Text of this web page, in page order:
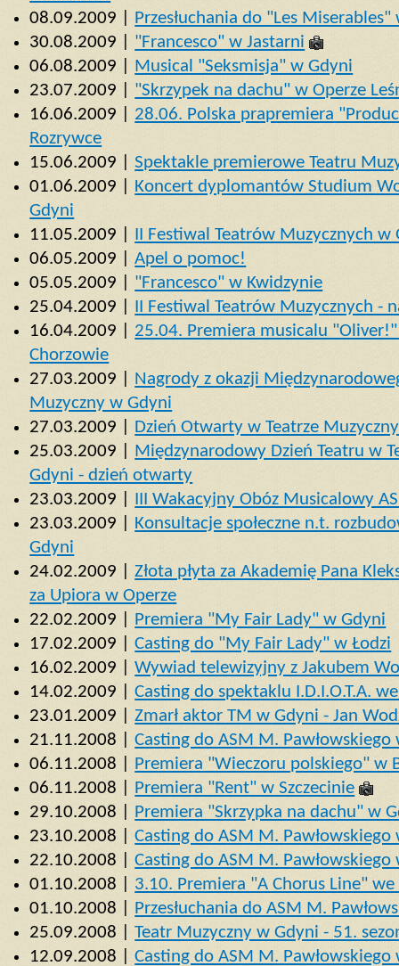
08.09.2009 |
Przesłuchania do "Les Miserables"
30.08.2009 | "Francesco" w Jastarni
06.08.2009 |
Musical "Seksmisja" w Gdyni
23.07.2009 | "Skrzypek na dachu" w Operze
16.06.2009 | 28.06. Polska prapremiera
Rozrywce
15.06.2009 |Spektakle premierowe Teatru
01.06.2009 |
Koncert dyplomantów Studium
Gdyni
11.05.2009 |
II Festiwal Teatrów Muzycznych
06.05.2009 |Apel o pomoc!
05.05.2009 | "Francesco" w Kwidzynie
25.04.2009 |
II Festiwal Teatrów Muzycznych -
16.04.2009 | 25.04. Premiera musicalu
Chorzowie
27.03.2009 |
Nagrody z okazji
Muzyczny w Gdyni
27.03.2009 |
Dzień Otwarty w Teatrze
25.03.2009 |
Międzynarodowy Dzień Teatru w
Gdyni - dzień otwarty
23.03.2009 |
III Wakacyjny Obóz Musicalowy
23.03.2009 |
Konsultacje społeczne n.t.
Gdyni
24.02.2009 |Złota płyta za Akademię Pana
za Upiora w Operze
22.02.2009 |
Premiera "My Fair Lady" w Gdyni
17.02.2009 |Casting do "My Fair Lady" w Łodzi
16.02.2009 |Wywiad telewizyjny z Jakubem
14.02.2009 |Casting do spektaklu I.D.I.O.T.A.
23.01.2009 |Zmarł aktor TM w Gdyni - Jan
21.11.2008 |Casting do ASM M. Pawłowskiego
06.11.2008 |
Premiera "Wieczoru polskiego" w
06.11.2008 |
Premiera "Rent" w Szczecinie
29.10.2008 |
Premiera "Skrzypka na dachu" w
23.10.2008 |Casting do ASM M. Pawłowskiego
22.10.2008 |Casting do ASM M. Pawłowskiego
01.10.2008 | 3.10. Premiera "A Chorus Line" we
01.10.2008 |
Przesłuchania do ASM M.
25.09.2008 |Teatr Muzyczny w Gdyni - 51.
12.09.2008 |Casting do ASM M. Pawłowskiego